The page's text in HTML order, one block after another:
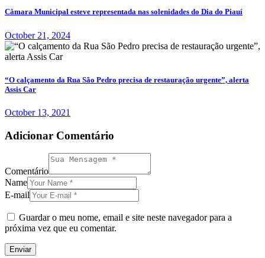
Câmara Municipal esteve representada nas solenidades do Dia do Piauí
October 21, 2024
“O calçamento da Rua São Pedro precisa de restauração urgente”, alerta
Assis Car
October 13, 2021
Adicionar Comentário
Comentário
Name
E-mail
Guardar o meu nome, email e site neste navegador para a
próxima vez que eu comentar.